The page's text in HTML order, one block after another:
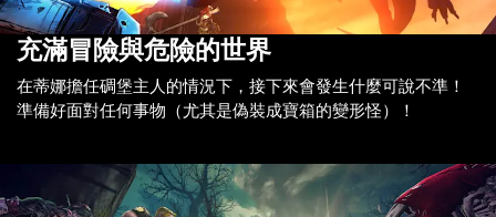
充滿冒險與危險的世界
在蒂娜擔任碉堡主人的情況下，接下來會發生什麼可說不準！
準備好面對任何事物（尤其是偽裝成寶箱的變形怪）！